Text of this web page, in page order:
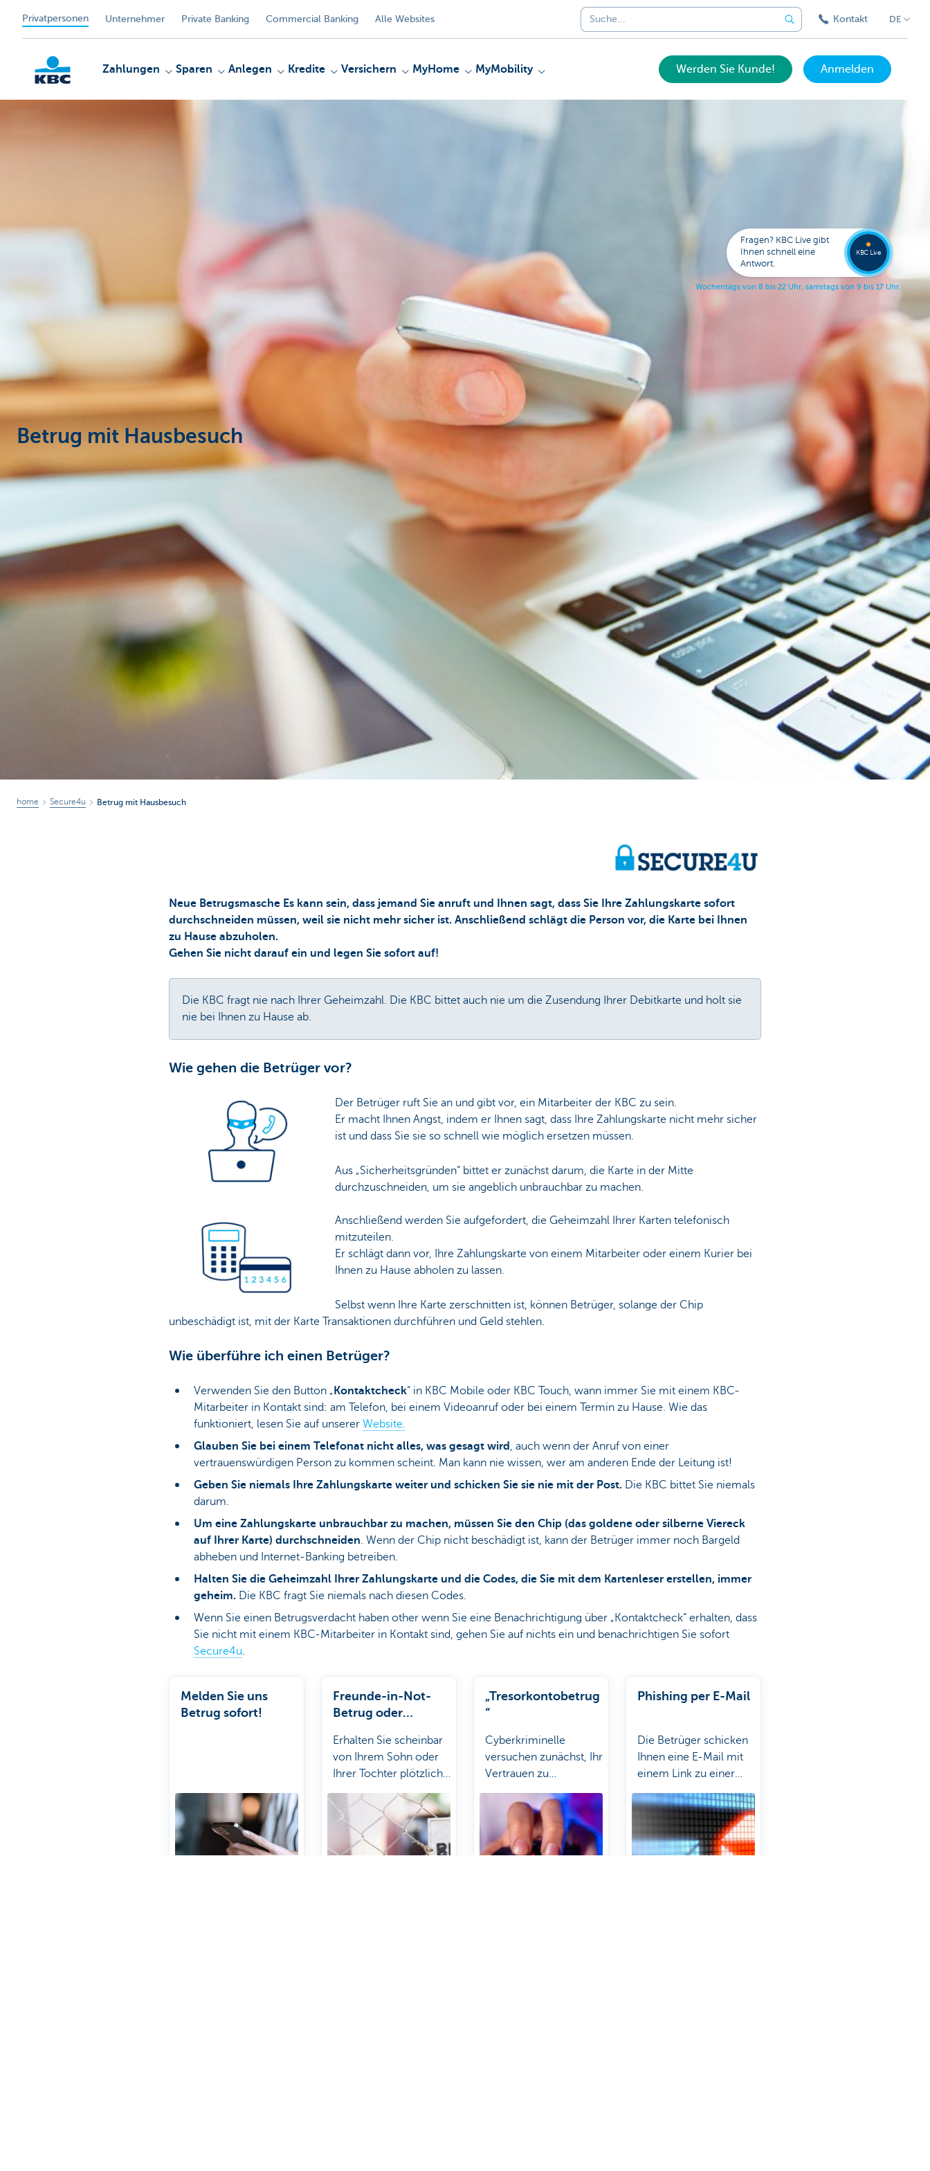
Privatpersonen Unternehmer Private Banking Commercial Banking Alle Websites Kontakt DE
Zahlungen Sparen Anlegen Kredite Versichern MyHome MyMobility Werden Sie Kunde! Anmelden
Betrug mit Hausbesuch
home Secure4u Betrug mit Hausbesuch
Neue Betrugsmasche Es kann sein, dass jemand Sie anruft und Ihnen sagt, dass Sie Ihre Zahlungskarte sofort
durchschneiden müssen, weil sie nicht mehr sicher ist. Anschließend schlägt die Person vor, die Karte bei Ihnen
zu Hause abzuholen.
Gehen Sie nicht darauf ein und legen Sie sofort auf!
Die KBC fragt nie nach Ihrer Geheimzahl. Die KBC bittet auch nie um die Zusendung Ihrer Debitkarte und holt sie
nie bei Ihnen zu Hause ab.
Wie gehen die Betrüger vor?
Der Betrüger ruft Sie an und gibt vor, ein Mitarbeiter der KBC zu sein.
Er macht Ihnen Angst, indem er Ihnen sagt, dass Ihre Zahlungskarte nicht mehr sicher
ist und dass Sie sie so schnell wie möglich ersetzen müssen.
Aus „Sicherheitsgründen“ bittet er zunächst darum, die Karte in der Mitte
durchzuschneiden, um sie angeblich unbrauchbar zu machen.
Anschließend werden Sie aufgefordert, die Geheimzahl Ihrer Karten telefonisch
mitzuteilen.
Er schlägt dann vor, Ihre Zahlungskarte von einem Mitarbeiter oder einem Kurier bei
Ihnen zu Hause abholen zu lassen.
Selbst wenn Ihre Karte zerschnitten ist, können Betrüger, solange der Chip
unbeschädigt ist, mit der Karte Transaktionen durchführen und Geld stehlen.
Wie überführe ich einen Betrüger?
Verwenden Sie den Button „ Kontaktcheck“ in KBC Mobile oder KBC Touch, wann immer Sie mit einem KBC-
Mitarbeiter in Kontakt sind: am Telefon, bei einem Videoanruf oder bei einem Termin zu Hause. Wie das
funktioniert, lesen Sie auf unserer Website.
Glauben Sie bei einem Telefonat nicht alles, was gesagt wird , auch wenn der Anruf von einer
vertrauenswürdigen Person zu kommen scheint. Man kann nie wissen, wer am anderen Ende der Leitung ist!
Geben Sie niemals Ihre Zahlungskarte weiter und schicken Sie sie nie mit der Post. Die KBC bittet Sie niemals
darum.
Um eine Zahlungskarte unbrauchbar zu machen, müssen Sie den Chip (das goldene oder silberne Viereck
auf Ihrer Karte) durchschneiden. Wenn der Chip nicht beschädigt ist, kann der Betrüger immer noch Bargeld
abheben und Internet-Banking betreiben.
Halten Sie die Geheimzahl Ihrer Zahlungskarte und die Codes, die Sie mit dem Kartenleser erstellen, immer
geheim. Die KBC fragt Sie niemals nach diesen Codes.
Wenn Sie einen Betrugsverdacht haben other wenn Sie eine Benachrichtigung über „Kontaktcheck“ erhalten, dass
Sie nicht mit einem KBC-Mitarbeiter in Kontakt sind, gehen Sie auf nichts ein und benachrichtigen Sie sofort
Secure4u.
Melden Sie uns
Betrug sofort!
Freunde-in-Not-
Betrug oder
Erhalten Sie scheinbar
von Ihrem Sohn oder
Ihrer Tochter plötzlich
eine WhatsApp-
Nachricht von einer
„neuen“
Handynummer?
„Tresorkontobetrug
“
Cyberkriminelle
versuchen zunächst, Ihr
Vertrauen zu
gewinnen, bevor sie
zuschlagen.
Phishing per E-Mail
Die Betrüger schicken
Ihnen eine E-Mail mit
einem Link zu einer
gefälschten Website.
Hier werden Sie nach
Ihren persönlichen
Daten und Bankdaten
gefragt. Aber
Fragen? KBC Live gibt
Ihnen schnell eine
Antwort.
Wochentags von 8 bis 22 Uhr, samstags von 9 bis 17 Uhr.
KBC Live